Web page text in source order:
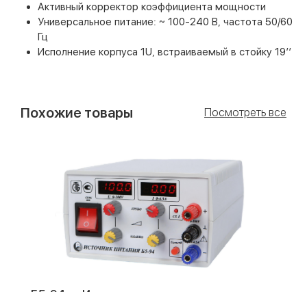
Активный корректор коэффициента мощности
Универсальное питание: ~ 100-240 В, частота 50/60
Гц
Исполнение корпуса 1U, встраиваемый в стойку 19’’
Похожие товары Посмотреть все